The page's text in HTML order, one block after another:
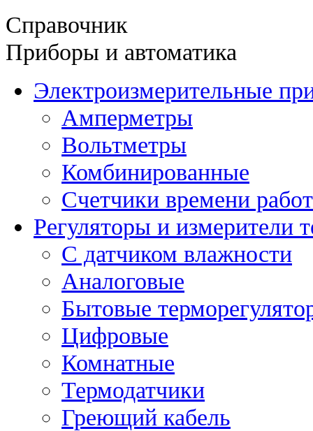
Справочник
Приборы и автоматика
Электроизмерительные
Амперметры
Вольтметры
Комбинированные
Счетчики времени
Регуляторы и измерители
С датчиком влажности
Аналоговые
Бытовые
Цифровые
Комнатные
Термодатчики
Греющий кабель